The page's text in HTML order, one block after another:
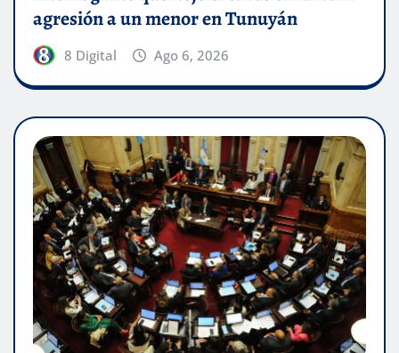
agresión a un menor en Tunuyán
8 Digital Ago 6, 2026